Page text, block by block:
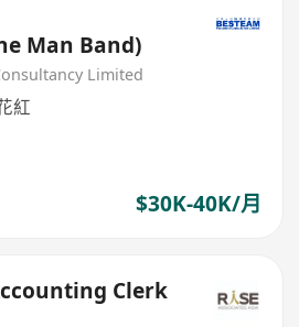
Man Band)
Limited
紅
$30K-40K/月
Clerk